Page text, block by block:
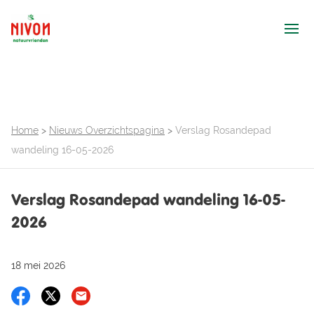
Home > Nieuws Overzichtspagina > Verslag Rosandepad
wandeling 16-05-2026
Verslag Rosandepad wandeling 16-05-
2026
18 mei 2026